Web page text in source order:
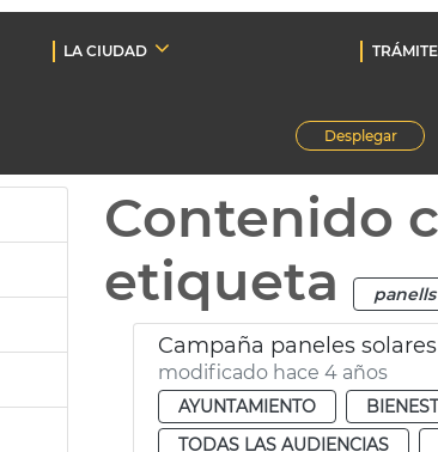
LA CIUDAD
Desplegar
Contenido
etiqueta
Campaña paneles solares
modificado hace 4 años
AYUNTAMIENTO
TODAS LAS AUDIENCIAS